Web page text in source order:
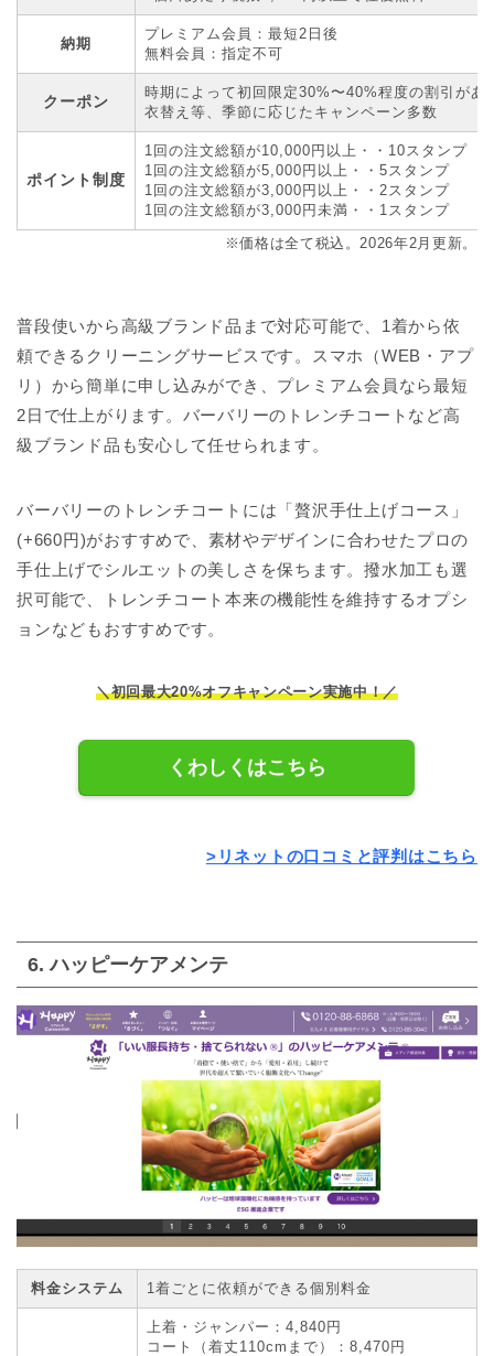
納期
プレミアム会員：最短2日後
無料会員：指定不可
クーポン
時期によって初回限定30%〜40%程度の割引があ
衣替え等、季節に応じたキャンペーン多数
ポイント制度
1回の注文総額が10,000円以上・・10スタンプ
1回の注文総額が5,000円以上・・5スタンプ
1回の注文総額が3,000円以上・・2スタンプ
1回の注文総額が3,000円未満・・1スタンプ
※価格は全て税込。2026年2月更新。
普段使いから高級ブランド品まで対応可能で、1着から依
頼できるクリーニングサービスです。スマホ（WEB・アプ
リ）から簡単に申し込みができ、プレミアム会員なら最短
2日で仕上がります。バーバリーのトレンチコートなど高
級ブランド品も安心して任せられます。
バーバリーのトレンチコートには「贅沢手仕上げコース」
(+660円)がおすすめで、素材やデザインに合わせたプロの
手仕上げでシルエットの美しさを保ちます。撥水加工も選
択可能で、トレンチコート本来の機能性を維持するオプシ
ョンなどもおすすめです。
＼初回最大20%オフキャンペーン実施中！／
くわしくはこちら
>リネットの口コミと評判はこちら
6. ハッピーケアメンテ
料金システム 1着ごとに依頼ができる個別料金
上着・ジャンパー：4,840円
コート（着丈110cmまで）：8,470円